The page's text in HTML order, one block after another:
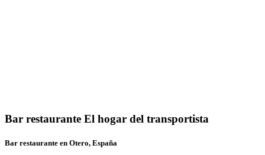
Bar restaurante El hogar del transportista
Bar restaurante en Otero, España